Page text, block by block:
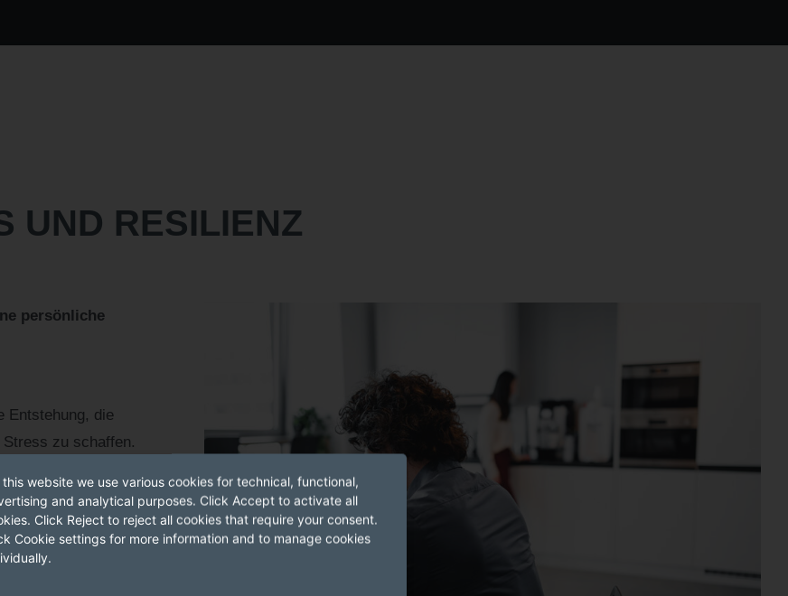
UND RESILIENZ
persönliche
Entstehung, die
zu schaffen.
beide Themen auf
angewendet.
this website we use various cookies for technical, functional,
and analytical purposes. Click Accept to activate all
Click Reject to reject all cookies that require your consent.
Cookie settings for more information and to manage cookies